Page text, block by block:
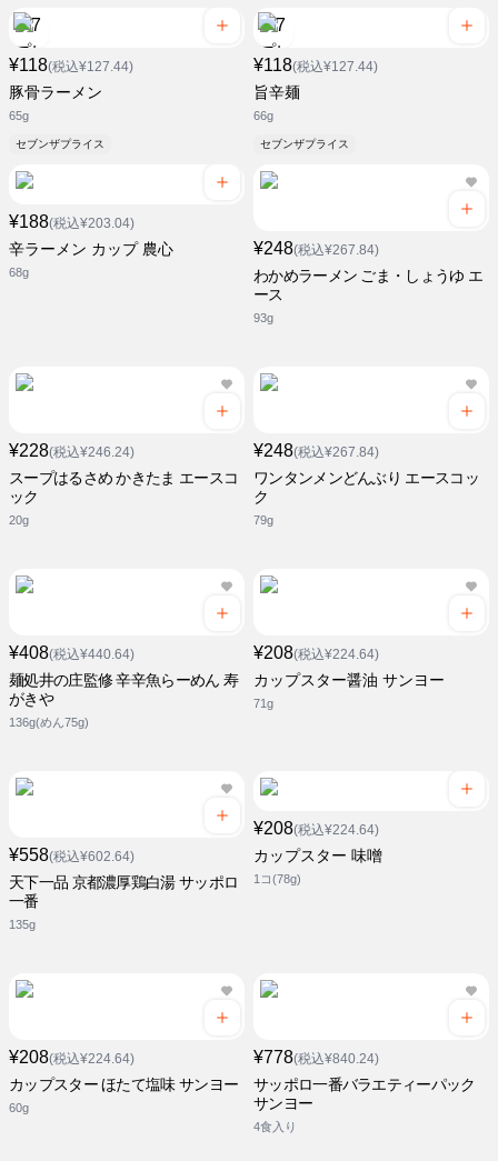
¥118(税込¥127.44)
豚骨ラーメン
65g
セブンザプライス
¥118(税込¥127.44)
旨辛麺
66g
セブンザプライス
¥188(税込¥203.04)
辛ラーメン カップ 農心
68g
¥248(税込¥267.84)
わかめラーメン ごま・しょうゆ エ
ース
93g
¥228(税込¥246.24)
スープはるさめ かきたま エースコ
ック
20g
¥248(税込¥267.84)
ワンタンメンどんぶり エースコッ
ク
79g
¥408(税込¥440.64)
麺処井の庄監修 辛辛魚らーめん 寿
がきや
136g(めん75g)
¥208(税込¥224.64)
カップスター醤油 サンヨー
71g
¥558(税込¥602.64)
天下一品 京都濃厚鶏白湯 サッポロ
一番
135g
¥208(税込¥224.64)
カップスター 味噌
1コ(78g)
¥208(税込¥224.64)
カップスター ほたて塩味 サンヨー
60g
¥778(税込¥840.24)
サッポロ一番バラエティーパック
サンヨー
4食入り